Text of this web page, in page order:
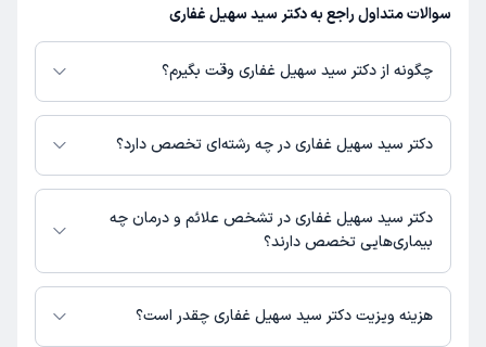
سوالات متداول راجع به دکتر سید سهیل غفاری
چگونه از دکتر سید سهیل غفاری وقت بگیرم؟
در صورتی کهدکتر سید سهیل غفاریدارای پروفایل فعال و نوبت‌دهی باز در
پلتفرم دکترتو باشند، می‌توانید از طریق این پلتفرم برای دریافت نوبت اقدام کنید.
آدرس مطب، شماره تماس، برنامه حضور در مطب، تصاویر پزشک، ساعات کاری و
سایر اطلاعات مرتبط با خدمات پزشکی و نوبت‌گیری ممکن است در پروفایل ایشان
در دکترتو در دسترس باشد
دکتر سید سهیل غفاری در چه رشته‌ای تخصص دارد؟
دکتر سید سهیل غفاری در رشته‌های زیر (پزشکی) تخصص دارند:
عمومی
دکتر سید سهیل غفاری در تشخص علائم و درمان چه
بیماری‌هایی تخصص دارند؟
دکتر سید سهیل غفاری در تشخیص علائم و درمان بیماری‌های مرتبط با عمومی
فعالیت می‌کنند.
هزینه ویزیت دکتر سید سهیل غفاری چقدر است؟